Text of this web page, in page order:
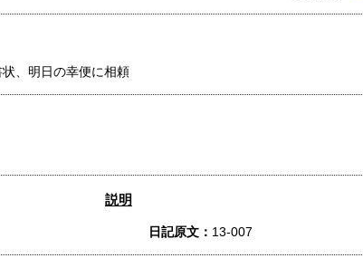
、明日の幸便に相頼
説明
日記原文： 13-007